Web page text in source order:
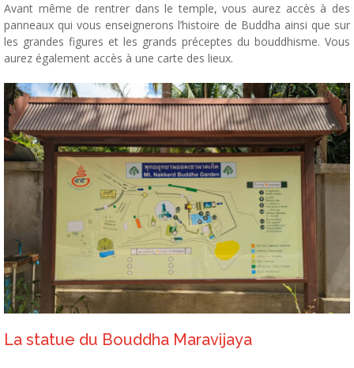
Avant même de rentrer dans le temple, vous aurez accès à des
panneaux qui vous enseignerons l’histoire de Buddha ainsi que sur
les grandes figures et les grands préceptes du bouddhisme. Vous
aurez également accès à une carte des lieux.
La statue du Bouddha Maravijaya